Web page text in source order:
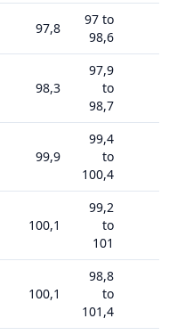
97,8
97 to
98,6
98,3
97,9
to
98,7
99,9
99,4
to
100,4
100,1
99,2
to
101
100,1
98,8
to
101,4